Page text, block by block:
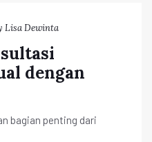
Lisa Dewinta
dengan
bagian penting dari